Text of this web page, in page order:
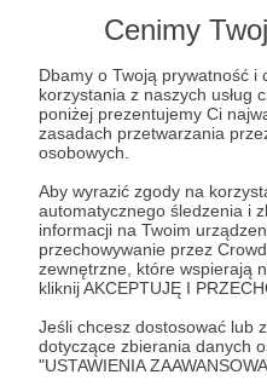
Cenimy
Dbamy o Twoją prywatność i
korzystania z naszych usług
poniżej prezentujemy Ci
zasadach przetwarzania
osobowych.
Aby wyrazić zgody na
automatycznego śledzenia i
informacji na Twoim
przechowywanie przez
zewnętrzne, które wspierają
kliknij AKCEPTUJĘ I
Jeśli chcesz dostosować lub
dotyczące zbierania danych
"USTAWIENIA
parking na Palenicy
Jeśli nie chcesz uczyć
traktowania zwierząt i
zaoszczędzone w ten
przekazać na walkę
nieetycznej i
W tym progu:
🧡masz oczywiście
poprzednich progów
🧡znajdziesz się również